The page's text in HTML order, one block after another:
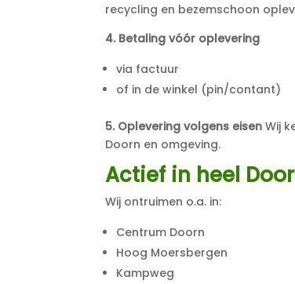
recycling en bezemschoon
4. Betaling vóór oplevering
via factuur
of in de winkel (pin/contant)
5. Oplevering volgens eisen Wij
Doorn en omgeving.
Actief in heel
Wij ontruimen o.a. in:
Centrum Doorn
Hoog Moersbergen
Kampweg